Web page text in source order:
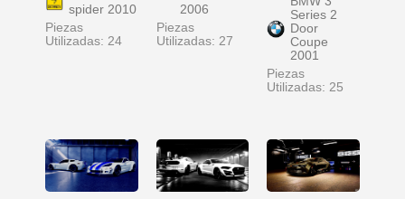
spider 2010
Piezas
Utilizadas: 24
2006
Piezas
Utilizadas: 27
Series 2
Door
Coupe
2001
Piezas
Utilizadas: 25